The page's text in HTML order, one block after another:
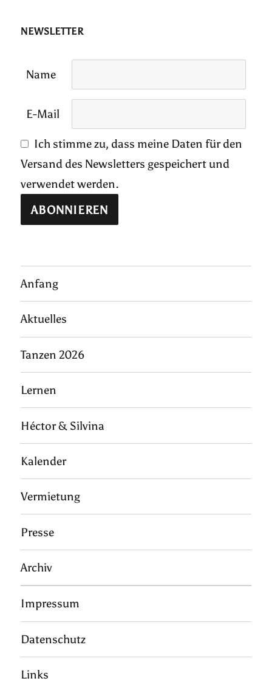
NEWSLETTER
Name
E-Mail
Ich stimme zu, dass meine Daten für den
Versand des Newsletters gespeichert und
verwendet werden.
Anfang
Aktuelles
Tanzen 2026
Lernen
Héctor & Silvina
Kalender
Vermietung
Presse
Archiv
Impressum
Datenschutz
Links